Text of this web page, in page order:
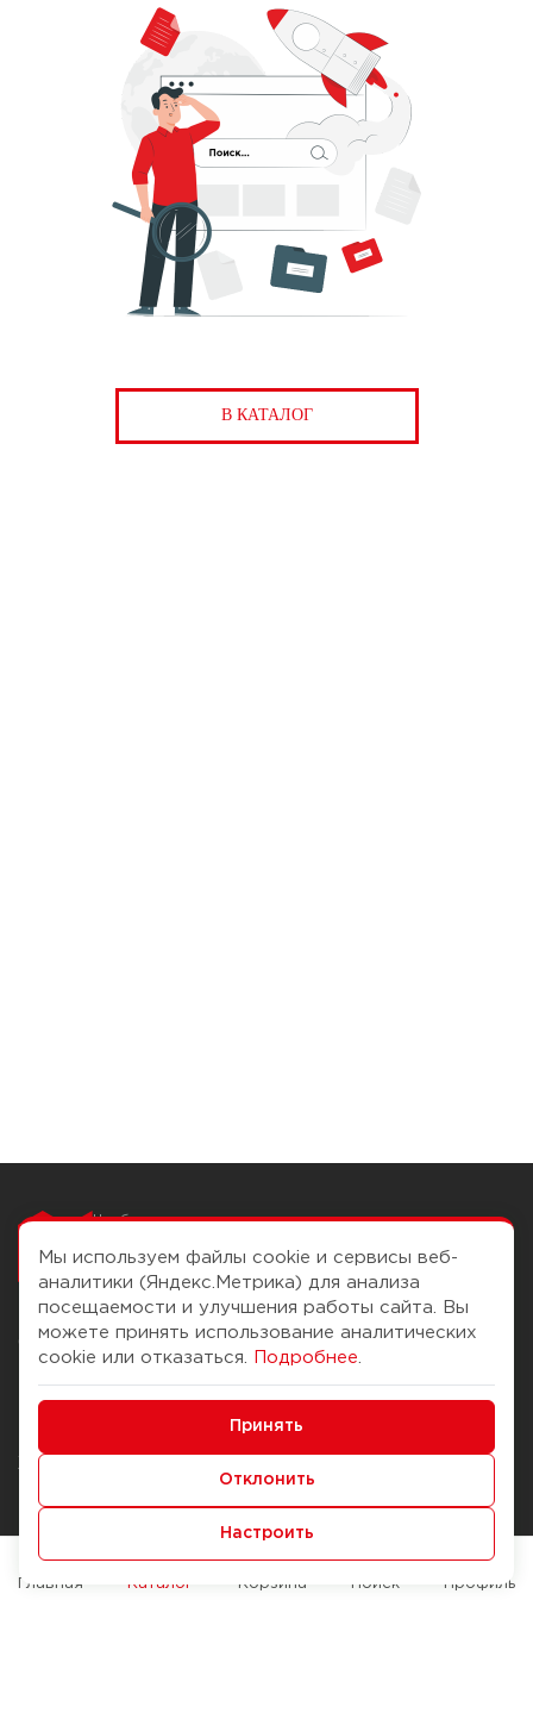
В КАТАЛОГ
Чтобы вам легко
О компании
История Компании
Журнал
Наши марки
Брендирование
Помощь
Доставка и оплата
Способы оплаты
Служба контроля качества
Мы используем файлы cookie и сервисы веб-
аналитики (Яндекс.Метрика) для анализа
посещаемости и улучшения работы сайта. Вы
можете принять использование аналитических
cookie или отказаться.
Подробнее
Принять
Отклонить
Настроить
Главная Каталог Корзина Поиск Профиль